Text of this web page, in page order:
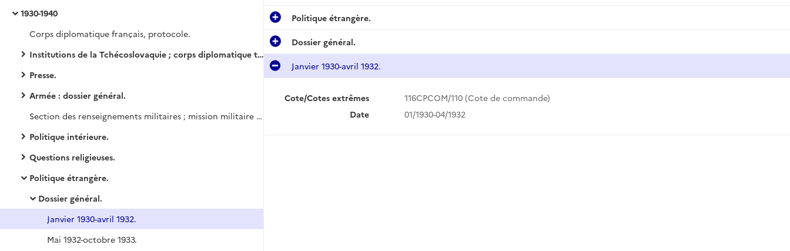
1930-1940
Corps diplomatique français, protocole.
Institutions de la Tchécoslovaquie ; corps diplomatique tchécoslovaque.
Presse.
Armée : dossier général.
Section des renseignements militaires ; mission militaire française.
Politique intérieure.
Questions religieuses.
Politique étrangère.
Dossier général.
Janvier 1930-avril 1932.
Mai 1932-octobre 1933.
Politique étrangère.
Dossier général.
Janvier 1930-avril 1932.
Cote/Cotes extrêmes
116CPCOM/110 (Cote de commande)
Date
01/1930-04/1932